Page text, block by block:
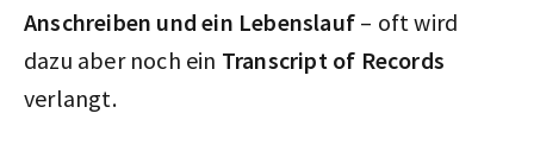
Anschreiben und ein Lebenslauf – oft wird
dazu aber noch ein Transcript of Records
verlangt.